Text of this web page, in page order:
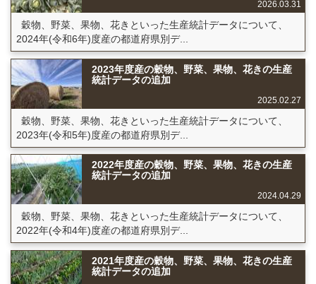
2026.03.31
穀物、野菜、果物、花きといった生産統計データについて、
2024年(令和6年)度産の都道府県別デ...
2023年度産の穀物、野菜、果物、花きの生産
統計データの追加
2025.02.27
穀物、野菜、果物、花きといった生産統計データについて、
2023年(令和5年)度産の都道府県別デ...
2022年度産の穀物、野菜、果物、花きの生産
統計データの追加
2024.04.29
穀物、野菜、果物、花きといった生産統計データについて、
2022年(令和4年)度産の都道府県別デ...
2021年度産の穀物、野菜、果物、花きの生産
統計データの追加